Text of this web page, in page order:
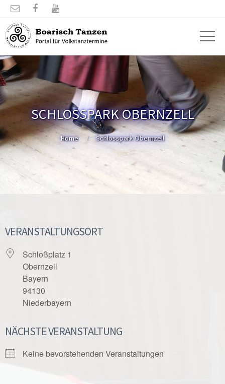
  
SCHLOSSPARK OBERNZELL
Home Schlosspark Obernzell
VERANSTALTUNGSORT
Schloßplatz 1
Obernzell
Bayern
94130
Niederbayern
NÄCHSTE VERANSTALTUNG
Keine bevorstehenden Veranstaltungen